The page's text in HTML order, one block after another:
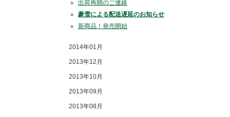
出荷再開のご連絡
豪雪による配送遅延のお知らせ
新商品！発売開始
2014年01月
2013年12月
2013年10月
2013年09月
2013年08月